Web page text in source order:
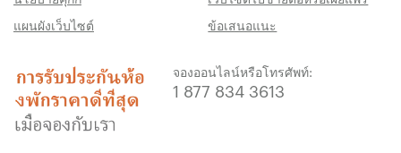
แผนผังเว็บไซต์
ข้อเสนอแนะ
จองออนไลน์หรือโทรศัพท์:
1 877 834 3613
ออนไลน์ มิฉะนั้น เราจะปรับให้ตรงกับราคาที่ถูก
กว่า พร้อมให้คะแนน IHG® One Rewards แก่
รับประกันการจองทางออนไลน์
รับประกันห้องพักของคุณแล้ว